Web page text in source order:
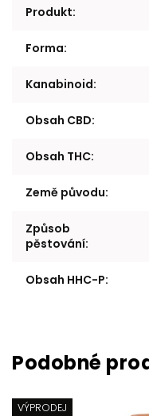
Produkt:
Forma:
Kanabinoid:
Obsah CBD:
Obsah THC:
Země původu:
Způsob
pěstování:
Obsah HHC-P:
VÝPRODEJ